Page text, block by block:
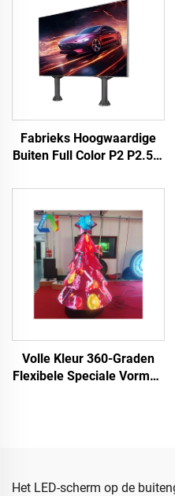
Fabrieks Hoogwaardige
Buiten Full Color P2 P2.5 &
& Concertscherm
Videowand
Volle Kleur 360-Graden
Flexibele Speciale Vormen
Het LED-scherm op de